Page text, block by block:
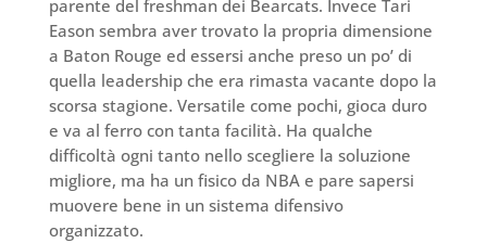
parente del freshman dei Bearcats. Invece Tari
Eason sembra aver trovato la propria dimensione
a Baton Rouge ed essersi anche preso un po’ di
quella leadership che era rimasta vacante dopo la
scorsa stagione. Versatile come pochi, gioca duro
e va al ferro con tanta facilità. Ha qualche
difficoltà ogni tanto nello scegliere la soluzione
migliore, ma ha un fisico da NBA e pare sapersi
muovere bene in un sistema difensivo
organizzato.